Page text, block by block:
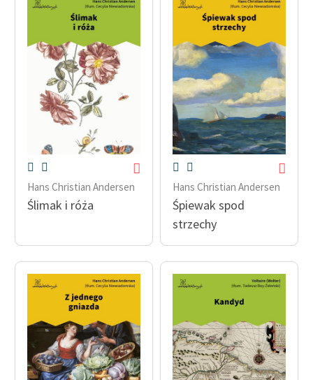
Hans Christian Andersen
Ślimak i róża
Hans Christian Andersen
Śpiewak spod
strzechy